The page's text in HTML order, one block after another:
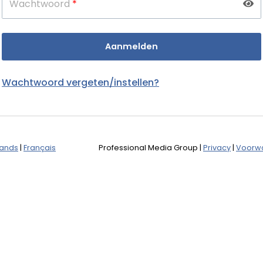
Wachtwoord *
Wachtwoord vergeten/instellen?
| Français Professional Media Group | Privacy|